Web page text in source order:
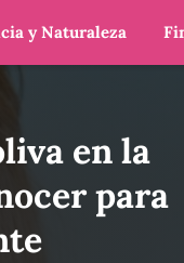
y Naturaleza
en la
para